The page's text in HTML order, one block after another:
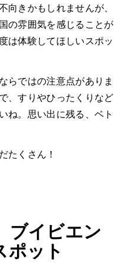
向きかもしれませんが、
の雰囲気を感じることが
は体験してほしいスポッ
らではの注意点がありま
、すりやひったくりなど
ね。思い出に残る、ベト
たくさん！
ブイビエン
ポット